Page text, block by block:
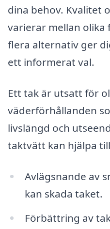
dina behov. Kvalitet
varierar mellan olika
flera alternativ ger
ett informerat val.
Ett tak är utsatt för
väderförhållanden
livslängd och
taktvätt kan hjälpa
Avlägsnande av
kan skada taket.
Förbättring av